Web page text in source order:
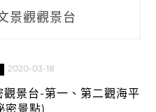
景觀觀景台
2020-03-18
觀景台-第一、第二觀海平
密景點)